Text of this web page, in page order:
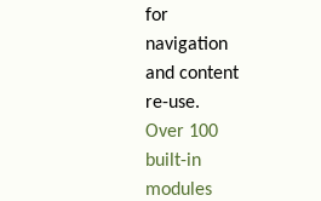
for
navigation
and content
re-use.
Over 100
built-in
modules